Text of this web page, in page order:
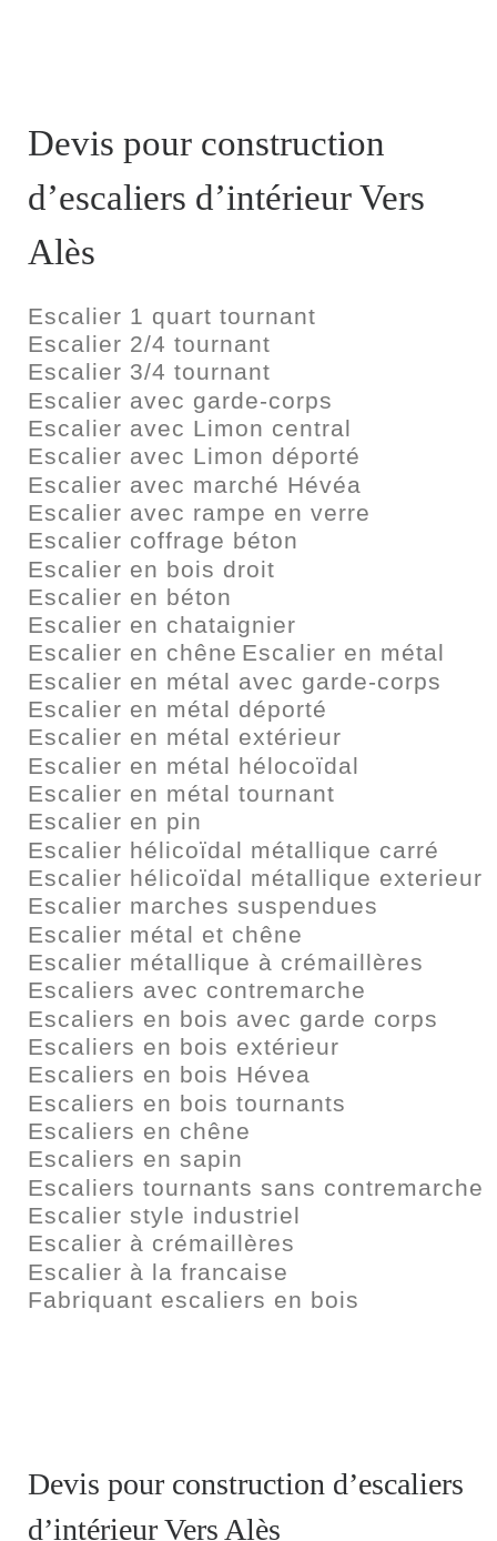
Devis pour construction
d’escaliers d’intérieur Vers
Alès
Escalier 1 quart tournant
Escalier 2/4 tournant
Escalier 3/4 tournant
Escalier avec garde-corps
Escalier avec Limon central
Escalier avec Limon déporté
Escalier avec marché Hévéa
Escalier avec rampe en verre
Escalier coffrage béton
Escalier en bois droit
Escalier en béton
Escalier en chataignier
Escalier en chêne Escalier en métal
Escalier en métal avec garde-corps
Escalier en métal déporté
Escalier en métal extérieur
Escalier en métal hélocoïdal
Escalier en métal tournant
Escalier en pin
Escalier hélicoïdal métallique carré
Escalier hélicoïdal métallique exterieur
Escalier marches suspendues
Escalier métal et chêne
Escalier métallique à crémaillères
Escaliers avec contremarche
Escaliers en bois avec garde corps
Escaliers en bois extérieur
Escaliers en bois Hévea
Escaliers en bois tournants
Escaliers en chêne
Escaliers en sapin
Escaliers tournants sans contremarche
Escalier style industriel
Escalier à crémaillères
Escalier à la francaise
Fabriquant escaliers en bois
Devis pour construction d’escaliers
d’intérieur Vers Alès